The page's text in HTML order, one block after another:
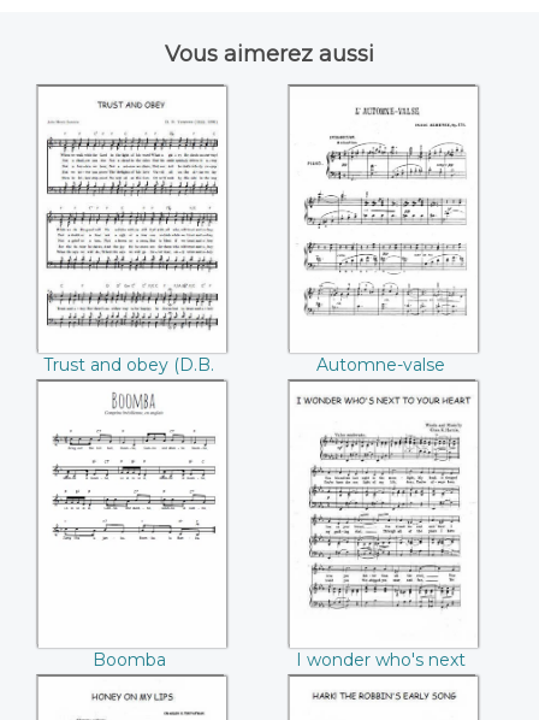
Vous aimerez aussi
Trust and obey
(D.B. Towner)
Trust and obey (D.B.
Towner)
Automne-valse
(Isaac Albéniz)
Automne-valse
(Isaac Albéniz)
Boomba
Boomba
I wonder who's
next to your heart
(Chris K. Harris)
I wonder who's next
to your heart (Chris
K. Harris)